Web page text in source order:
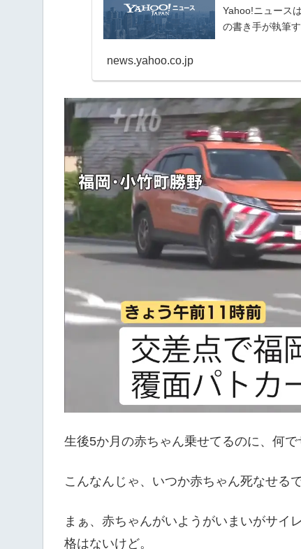
Yahoo!ニュース
の書き手が執筆
news.yahoo.co.jp
生後5か月の赤ちゃん乗せてるのに、何
こんなんじゃ、いつか赤ちゃん死なせるで
まぁ、赤ちゃんがいようがいまいがサイ
格はないけど。